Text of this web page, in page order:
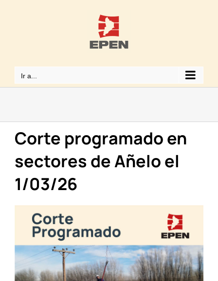
Ir a...
Corte programado en
sectores de Añelo el
1/03/26